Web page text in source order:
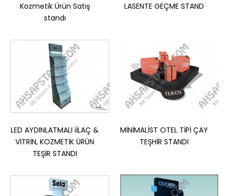
Sepete Ekle
KİTAP STANDI BASAMAKLI-DOLAPLI
Kozmetik Ürün Satış
standı
LASENTE GEÇME STAND
LED AYDINLATMALI iİLAÇ &
VİTRİN, KOZMETİK ÜRÜN
TEŞİR STANDI
MİNİMALİST OTEL TİPİ ÇAY
TEŞHİR STANDI